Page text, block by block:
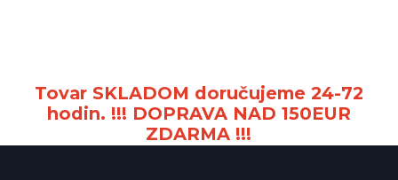
Tovar SKLADOM doručujeme 24-72
hodin. !!! DOPRAVA NAD 150EUR
ZDARMA !!!